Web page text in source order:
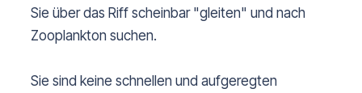
Sie über das Riff scheinbar "gleiten" und nach
Zooplankton suchen.
Sie sind keine schnellen und aufgeregten